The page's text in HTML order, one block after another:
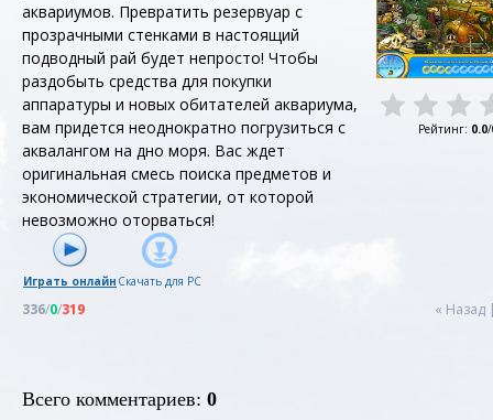
аквариумов. Превратить резервуар с
прозрачными стенками в настоящий
подводный рай будет непросто! Чтобы
раздобыть средства для покупки
аппаратуры и новых обитателей аквариума,
вам придется неоднократно погрузиться с
аквалангом на дно моря. Вас ждет
оригинальная смесь поиска предметов и
экономической стратегии, от которой
невозможно оторваться!
Играть онлайн Скачать для PC
Рейтинг: 0.0/
« Назад
336/0/319
Всего комментариев: 0